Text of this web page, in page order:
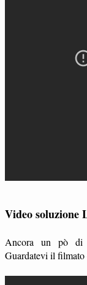
Video soluzione
Ancora un pò di
Guardatevi il filmato